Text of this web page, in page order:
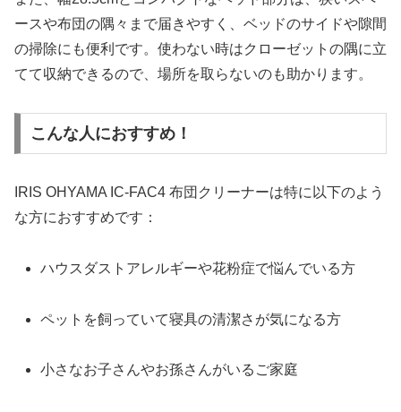
ースや布団の隅々まで届きやすく、ベッドのサイドや隙間
の掃除にも便利です。使わない時はクローゼットの隅に立
てて収納できるので、場所を取らないのも助かります。
こんな人におすすめ！
IRIS OHYAMA IC-FAC4 布団クリーナーは特に以下のよう
な方におすすめです：
ハウスダストアレルギーや花粉症で悩んでいる方
ペットを飼っていて寝具の清潔さが気になる方
小さなお子さんやお孫さんがいるご家庭